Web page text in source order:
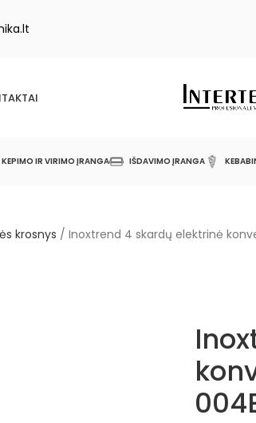
KEPIMO IR VIRIMO ĮRANGA IŠDAVIMO ĮRANGA
krosnys / Inoxtrend 4 skardų elektrinė